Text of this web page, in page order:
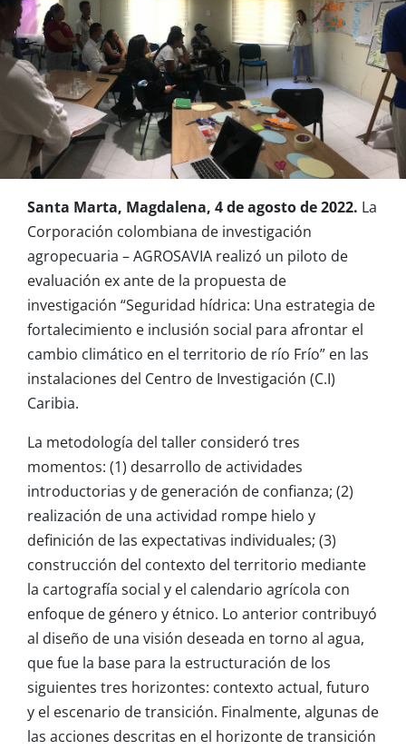
Santa Marta, Magdalena, 4 de agosto de 2022. La
Corporación colombiana de investigación
agropecuaria – AGROSAVIA realizó un piloto de
evaluación ex ante de la propuesta de
investigación “Seguridad hídrica: Una estrategia de
fortalecimiento e inclusión social para afrontar el
cambio climático en el territorio de río Frío” en las
instalaciones del Centro de Investigación (C.I)
Caribia.
La metodología del taller consideró tres
momentos: (1) desarrollo de actividades
introductorias y de generación de confianza; (2)
realización de una actividad rompe hielo y
definición de las expectativas individuales; (3)
construcción del contexto del territorio mediante
la cartografía social y el calendario agrícola con
enfoque de género y étnico. Lo anterior contribuyó
al diseño de una visión deseada en torno al agua,
que fue la base para la estructuración de los
siguientes tres horizontes: contexto actual, futuro
y el escenario de transición. Finalmente, algunas de
las acciones descritas en el horizonte de transición